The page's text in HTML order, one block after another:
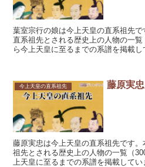
葉室宗行の娘は今上天皇の直系祖先
直系祖先とされる歴史上の人物の一
ら今上天皇に至るまでの系譜を掲載し
今上天皇の直系祖先 藤原実
藤原実忠は今上天皇の直系祖先です
祖先とされる歴史上の人物の一覧（
上天皇に至るまでの系譜を掲載してい